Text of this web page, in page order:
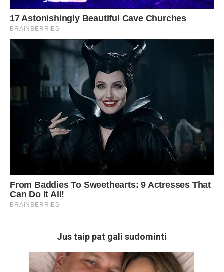
Jus taip pat gali sudominti